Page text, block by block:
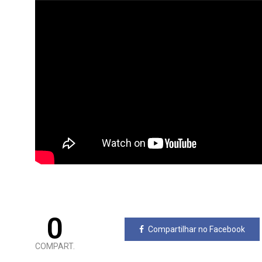
0
COMPART.
Compartilhar no Facebook